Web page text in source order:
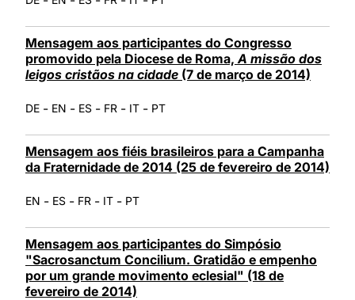
Mensagem aos participantes do Congresso
promovido pela Diocese de Roma, A missão dos
leigos cristãos na cidade (7 de março de 2014)
DE - EN - ES - FR - IT - PT
Mensagem aos fiéis brasileiros para a Campanha
da Fraternidade de 2014 (25 de fevereiro de 2014)
EN - ES - FR - IT - PT
Mensagem aos participantes do Simpósio
"Sacrosanctum Concilium. Gratidão e empenho
por um grande movimento eclesial" (18 de
fevereiro de 2014)